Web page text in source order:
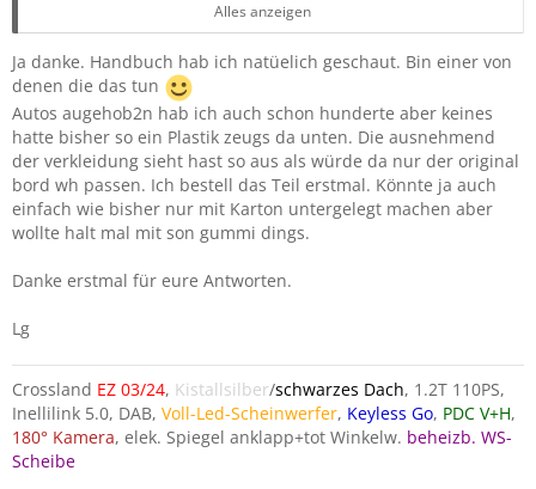
Das ist jetzt keine theoretische Ansage von mir, sondern von
mir gelebte Praxis.
Natürlich bist Du frei in der Entscheidung wo Du den W
agenheber ansetzt, aber weine nicht, wenn Du den
Unterboden deines Autos ruiniert hast.
Alles anzeigen
Ja danke. Handbuch hab ich natüelich geschaut. Bin einer von
denen die das tun
Autos augehob2n hab ich auch schon hunderte aber keines
hatte bisher so ein Plastik zeugs da unten. Die ausnehmend
der verkleidung sieht hast so aus als würde da nur der original
bord wh passen. Ich bestell das Teil erstmal. Könnte ja auch
einfach wie bisher nur mit Karton untergelegt machen aber
wollte halt mal mit son gummi dings.
Danke erstmal für eure Antworten.
Lg
Crossland EZ 03/24, Kistallsilber/schwarzes Dach, 1.2T 110PS,
Inellilink 5.0, DAB, Voll-Led-Scheinwerfer, Keyless Go, PDC V+H,
180° Kamera, elek. Spiegel anklapp+tot Winkelw. beheizb. WS-
Scheibe